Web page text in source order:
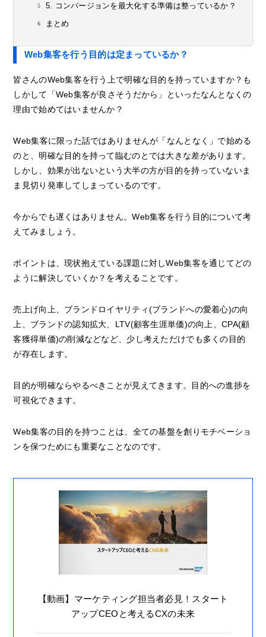
5. コンバージョンを最大化する準備は整っているか？
まとめ
Web集客を行う目的は定まっているか？
皆さんのWeb集客を行う上で明確な目的を持っていますか？も
しかして「Web集客が良さそうだから」といったなんとなくの
理由で始めてはいませんか？
Web集客に限った話ではありませんが「なんとなく」で始める
のと、明確な目的を持って臨むのとでは大きな差があります。
しかし、効果が出ないという大半の方が目的を持っていないま
ま見切り発車してしまっているのです。
今からでも遅くはありません。Web集客を行う目的について考
えてみましょう。
ポイントは、現状抱えている課題に対しWeb集客を通じてどの
ように解決していくか？を考えることです。
売上げ向上、ブランドロイヤリティ(ブランドへの愛着心)の向
上、ブランドの認知拡大、LTV(顧客生涯単価)の向上、CPA(顧
客獲得単価)の削減などなど、少し考えただけでも多くの目的
が存在します。
目的が明確ならやるべきことが見えてきます。目的への進捗を
可視化できます。
Web集客の目的を持つことは、全ての基盤を創りモチベーショ
ンを保つためにも重要なことなのです。
【動画】マーケティング担当者必見！スタート
アップCEOと考えるCXの未来